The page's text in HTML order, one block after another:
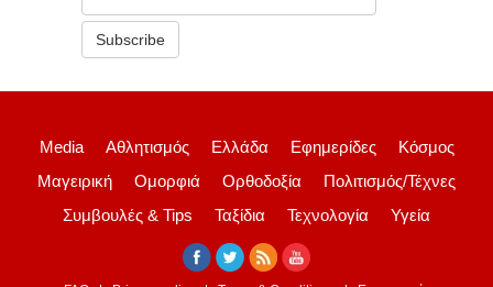
Subscribe
Media Αθλητισμός Ελλάδα Εφημερίδες
Κόσμος
Μαγειρική
Ομορφιά Ορθοδοξία
Πολιτισμός/Τέχνες
Συμβουλές & Tips
Ταξίδια Τεχνολογία Υγεία